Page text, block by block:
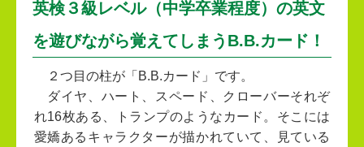
英検３級レベル（中学卒業程度）の英文
を遊びながら覚えてしまうB.B.カード！
２つ目の柱が「B.B.カード」です。
ダイヤ、ハート、スペード、クローバーそれぞ
れ16枚ある、トランプのようなカード。そこには
愛嬌あるキャラクターが描かれていて、見ている